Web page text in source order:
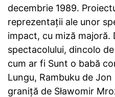
decembrie 1989.
reprezentații ale unor
impact, cu miză majoră.
spectacolului, dincolo
cum ar fi Sunt o babă
Lungu, Rambuku de Jon
graniță de Sławomir